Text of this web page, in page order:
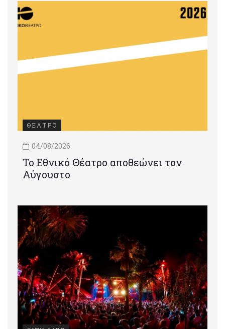
ΘΕΑΤΡΟ
04/08/2026
Το Εθνικό Θέατρο αποθεώνει τον
Αύγουστο